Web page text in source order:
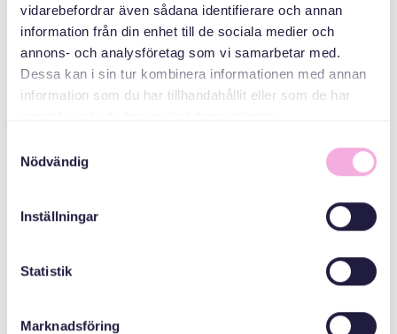
vidarebefordrar även sådana identifierare och annan
information från din enhet till de sociala medier och
annons- och analysföretag som vi samarbetar med.
Dessa kan i sin tur kombinera informationen med annan
information som du har tillhandahållit eller som de har
Nödvändig
Inställningar
Statistik
Marknadsföring
MEDARRANGÖRER